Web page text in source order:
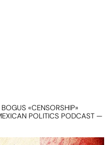
«CENSORSHIP»
POLITICS PODCAST —